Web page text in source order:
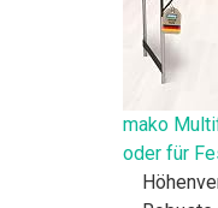
mako
oder für